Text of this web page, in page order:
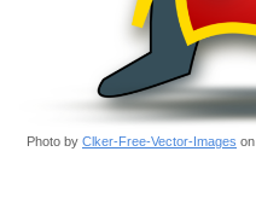
Photo by Clker-Free-Vector-Images on